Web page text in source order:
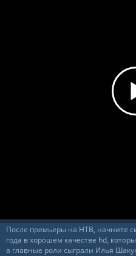
После премьеры на НТВ, начните
года в хорошем качестве hd,
а главные роли сыграли Илья